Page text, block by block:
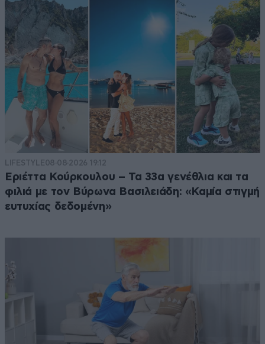
LIFESTYLE08·08·2026 19:12
Εριέττα Κούρκουλου – Τα 33α γενέθλια και τα
φιλιά με τον Βύρωνα Βασιλειάδη: «Καμία στιγμή
ευτυχίας δεδομένη»